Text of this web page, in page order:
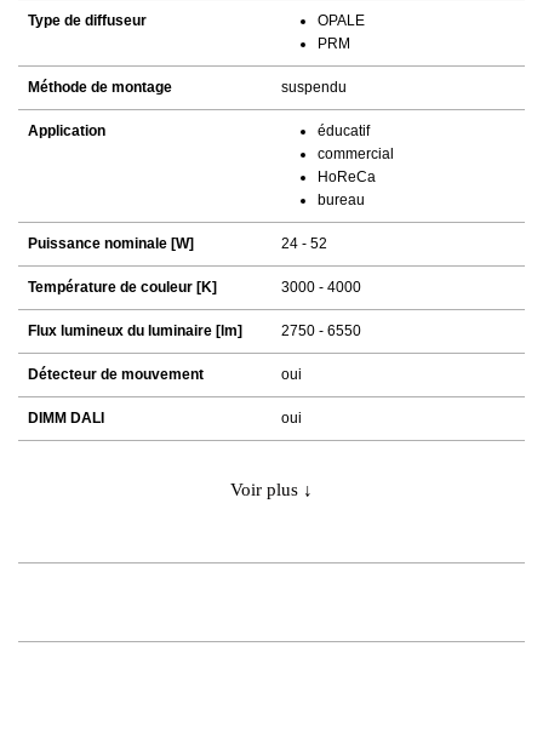
Type de diffuseur
OPALE
PRM
Méthode de montage suspendu
Application
éducatif
commercial
HoReCa
bureau
Puissance nominale [W] 24 - 52
Température de couleur [K] 3000 - 4000
Flux lumineux du luminaire [lm] 2750 - 6550
Détecteur de mouvement oui
DIMM DALI oui
Voir plus ↓